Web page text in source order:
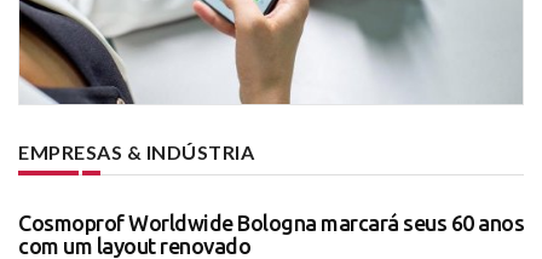
EMPRESAS & INDÚSTRIA
Cosmoprof Worldwide Bologna marcará seus 60 anos
com um layout renovado